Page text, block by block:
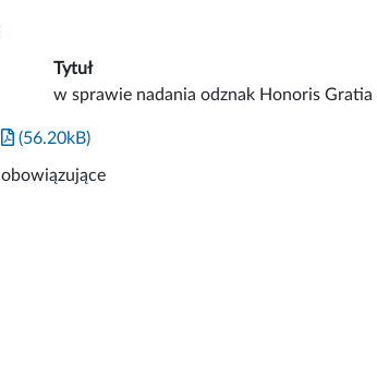
Tytuł
w sprawie nadania odznak Honoris
(56.20kB)
obowiązujące